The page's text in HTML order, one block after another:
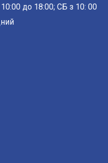
до 18:00; СБ з 10: 00